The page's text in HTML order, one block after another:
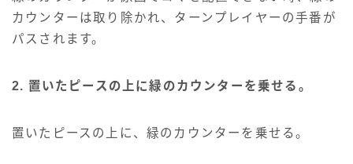
カウンターは取り除かれ、ターンプレイヤーの手番が
パスされます。
2. 置いたピースの上に緑のカウンターを乗せる。
置いたピースの上に、緑のカウンターを乗せる。